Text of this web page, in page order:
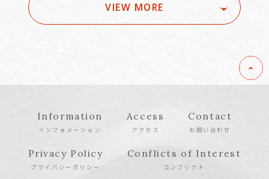
VIEW MORE
Information
インフォメーション
Access
アクセス
Contact
お問い合わせ
Privacy Policy
プライバシーポリシー
Conflicts of Interest
コンフリクト